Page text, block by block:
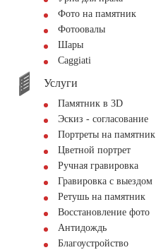
Фото на памятник
Фотоовалы
Шары
Сaggiati
Услуги
Памятник в 3D
Эскиз - согласование
Портреты на памятник
Цветной портрет
Ручная гравировка
Гравировка с выездом
Ретушь на памятник
Восстановление фото
Антидождь
Благоустройство